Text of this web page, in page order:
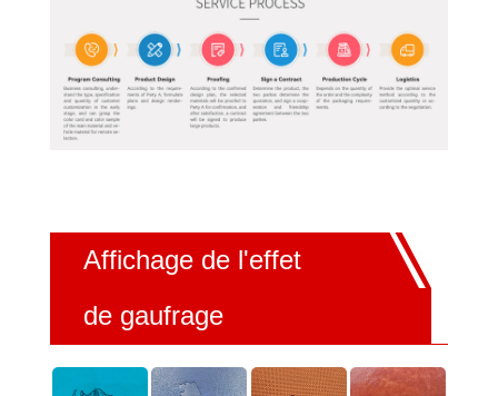
Affichage de l'effet
de gaufrage